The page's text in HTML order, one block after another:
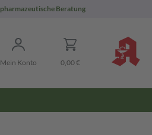
pharmazeutische Beratung
Mein Konto 0,00 €